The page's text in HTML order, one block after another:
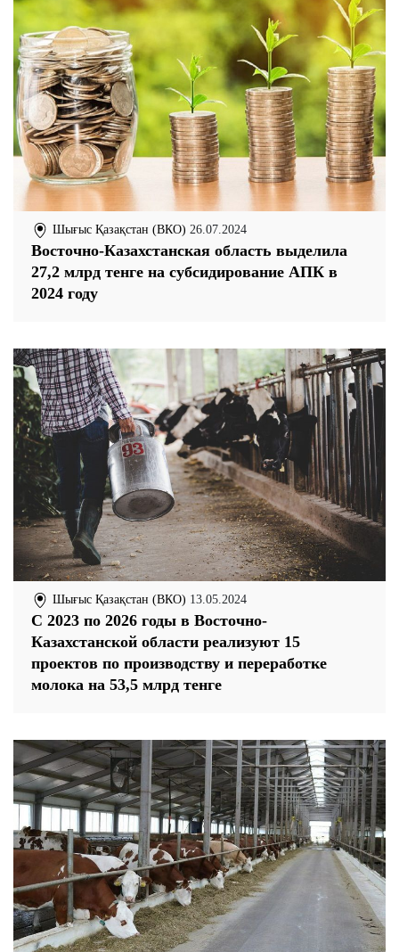
Шығыс Қазақстан (ВКО) 26.07.2024
Восточно-Казахстанская область выделила
27,2 млрд тенге на субсидирование АПК в
2024 году
Шығыс Қазақстан (ВКО) 13.05.2024
С 2023 по 2026 годы в Восточно-
Казахстанской области реализуют 15
проектов по производству и переработке
молока на 53,5 млрд тенге